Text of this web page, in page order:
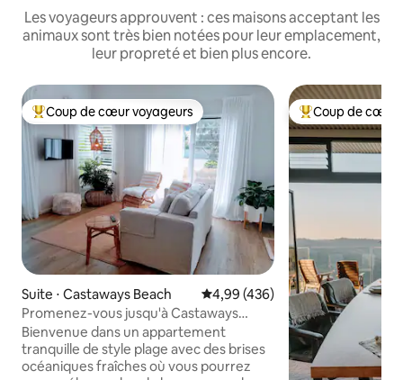
Les voyageurs approuvent : ces maisons acceptant les
animaux sont très bien notées pour leur emplacement,
leur propreté et bien plus encore.
Coups de cœur voyageurs les plus appréciés
Coup de cœur voyageurs
Suite ⋅ Castaways Beach Évaluation moyenne sur la
4,99 (436)
Promenez-vous jusqu'à Castaways
Beach depuis une maison de plage à
Noosa
Bienvenue dans un appartement
tranquille de style plage avec des brises
océaniques fraîches où vous pourrez
Coups de cœur
Coup de cœur